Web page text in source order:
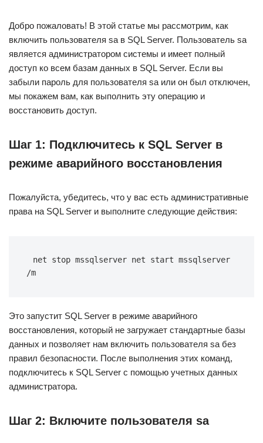
Добро пожаловать! В этой статье мы рассмотрим, как
включить пользователя sa в SQL Server. Пользователь sa
является администратором системы и имеет полный
доступ ко всем базам данных в SQL Server. Если вы
забыли пароль для пользователя sa или он был отключен,
мы покажем вам, как выполнить эту операцию и
восстановить доступ.
Шаг 1: Подключитесь к SQL Server в
режиме аварийного восстановления
Пожалуйста, убедитесь, что у вас есть административные
права на SQL Server и выполните следующие действия:
net stop mssqlserver net start mssqlserver
/m
Это запустит SQL Server в режиме аварийного
восстановления, который не загружает стандартные базы
данных и позволяет нам включить пользователя sa без
правил безопасности. После выполнения этих команд,
подключитесь к SQL Server с помощью учетных данных
администратора.
Шаг 2: Включите пользователя sa